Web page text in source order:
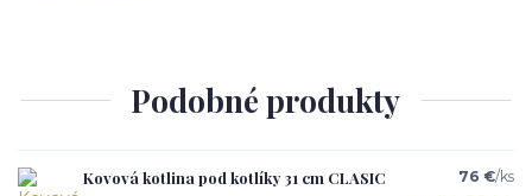
Podobné produkty
Kovová kotlina pod kotlíky 31 cm CLASIC 76 €/ks